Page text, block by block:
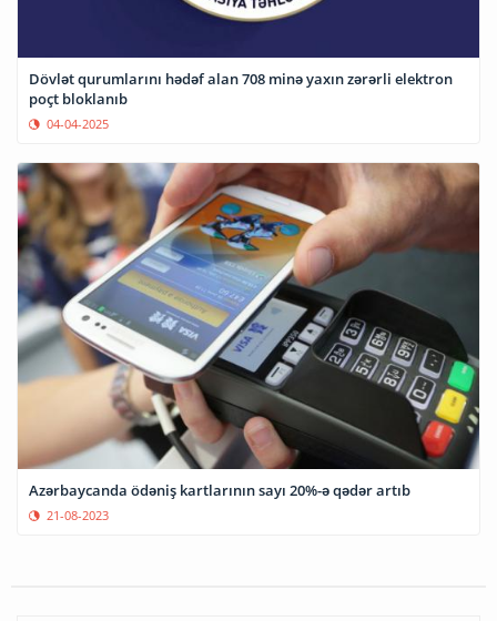
Dövlət qurumlarını hədəf alan 708 minə yaxın zərərli elektron
poçt bloklanıb
04-04-2025
Azərbaycanda ödəniş kartlarının sayı 20%-ə qədər artıb
21-08-2023